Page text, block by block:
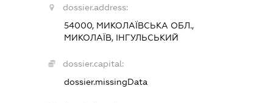
dossier.address:
54000, МИКОЛАЇВСЬКА ОБЛ.,
МИКОЛАЇВ, ІНГУЛЬСЬКИЙ
dossier.capital:
dossier.missingData